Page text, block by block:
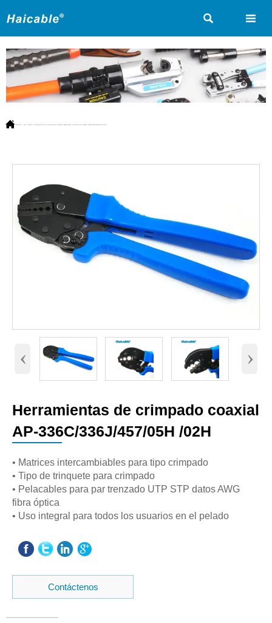
 
 Estás aquí: Producto Herramientas de crimpado coaxial AP-336C/336J/457/05H /02H
‹ ›
Herramientas de crimpado coaxial
AP-336C/336J/457/05H /02H
• Matrices intercambiables para tipo crimpado
• Tipo de trinquete para crimpado
• Pelacables para par trenzado UTP STP datos AWG
fibra óptica
• Uso integral para todos los usuarios en el pelado
Contáctenos